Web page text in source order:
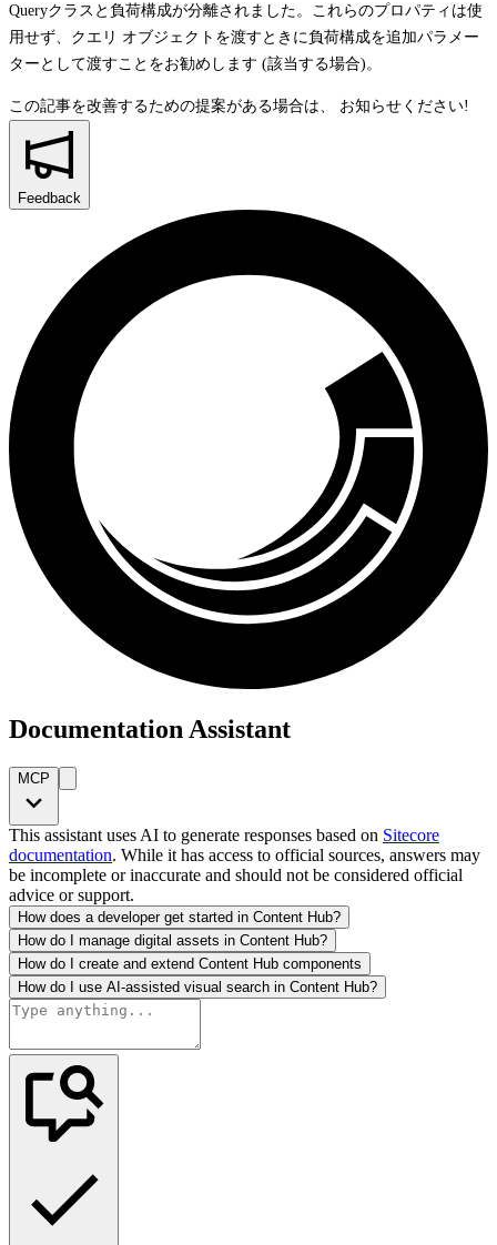
Queryクラスと負荷構成が分離されました。これらのプロパティは使
用せず、クエリ オブジェクトを渡すときに負荷構成を追加パラメー
ターとして渡すことをお勧めします (該当する場合)。
この記事を改善するための提案がある場合は、 お知らせください!
Feedback
Documentation Assistant
MCP
This assistant uses AI to generate responses based on Sitecore
documentation. While it has access to official sources, answers may
be incomplete or inaccurate and should not be considered official
advice or support.
How does a developer get started in Content Hub?
How do I manage digital assets in Content Hub?
How do I create and extend Content Hub components
How do I use AI-assisted visual search in Content Hub?